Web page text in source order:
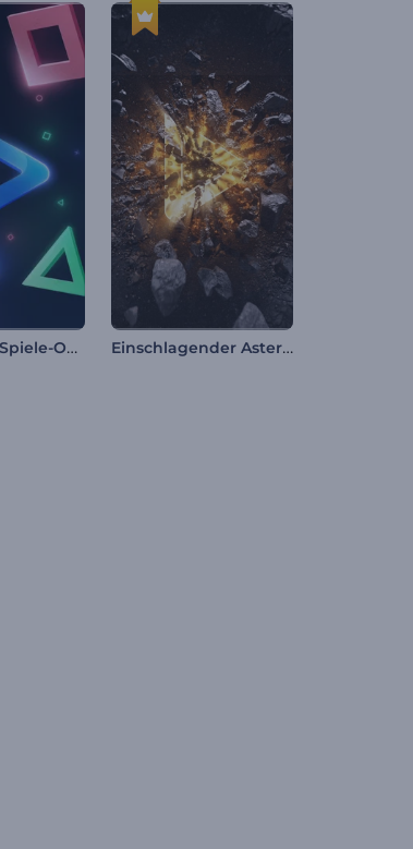
Lebendiger Spiele-Opener Einschlagender Asteroiden-Intro